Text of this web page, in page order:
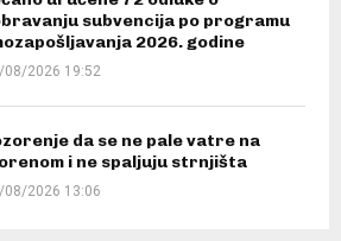
subvencija po programu
2026. godine
08/2026 19:52
da se ne pale vatre na
i ne spaljuju strnjišta
08/2026 13:06